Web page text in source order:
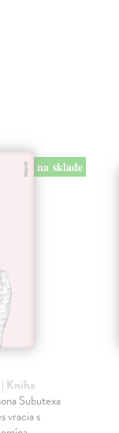
na sklade
| Kniha
Subutexa
vracia s